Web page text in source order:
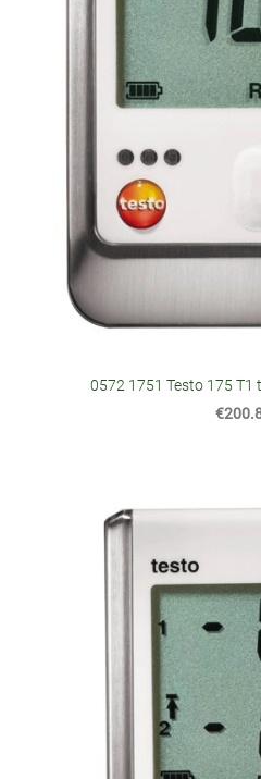
0572 1751 Testo 175